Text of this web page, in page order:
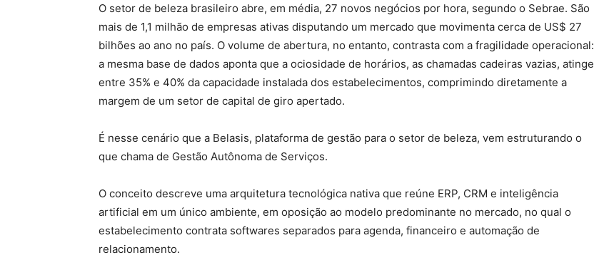
O setor de beleza brasileiro abre, em média, 27 novos negócios por hora, segundo o Sebrae. São
mais de 1,1 milhão de empresas ativas disputando um mercado que movimenta cerca de US$ 27
bilhões ao ano no país. O volume de abertura, no entanto, contrasta com a fragilidade operacional:
a mesma base de dados aponta que a ociosidade de horários, as chamadas cadeiras vazias, atinge
entre 35% e 40% da capacidade instalada dos estabelecimentos, comprimindo diretamente a
margem de um setor de capital de giro apertado.
É nesse cenário que a Belasis, plataforma de gestão para o setor de beleza, vem estruturando o
que chama de Gestão Autônoma de Serviços.
O conceito descreve uma arquitetura tecnológica nativa que reúne ERP, CRM e inteligência
artificial em um único ambiente, em oposição ao modelo predominante no mercado, no qual o
estabelecimento contrata softwares separados para agenda, financeiro e automação de
relacionamento.